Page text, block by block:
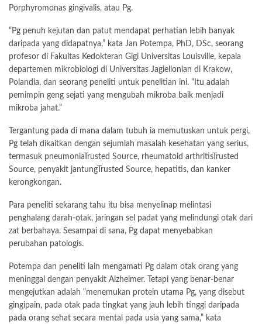
Porphyromonas gingivalis, atau Pg.
“Pg penuh kejutan dan patut mendapat perhatian lebih banyak
daripada yang didapatnya,” kata Jan Potempa, PhD, DSc, seorang
profesor di Fakultas Kedokteran Gigi Universitas Louisville, kepala
departemen mikrobiologi di Universitas Jagiellonian di Krakow,
Polandia, dan seorang peneliti untuk penelitian ini. “Itu adalah
pemimpin geng sejati yang mengubah mikroba baik menjadi
mikroba jahat.”
Tergantung pada di mana dalam tubuh ia memutuskan untuk pergi,
Pg telah dikaitkan dengan sejumlah masalah kesehatan yang serius,
termasuk pneumoniaTrusted Source, rheumatoid arthritisTrusted
Source, penyakit jantungTrusted Source, hepatitis, dan kanker
kerongkongan.
Para peneliti sekarang tahu itu bisa menyelinap melintasi
penghalang darah-otak, jaringan sel padat yang melindungi otak dari
zat berbahaya. Sesampai di sana, Pg dapat menyebabkan
perubahan patologis.
Potempa dan peneliti lain mengamati Pg dalam otak orang yang
meninggal dengan penyakit Alzheimer. Tetapi yang benar-benar
mengejutkan adalah “menemukan protein utama Pg, yang disebut
gingipain, pada otak pada tingkat yang jauh lebih tinggi daripada
pada orang sehat secara mental pada usia yang sama,” kata